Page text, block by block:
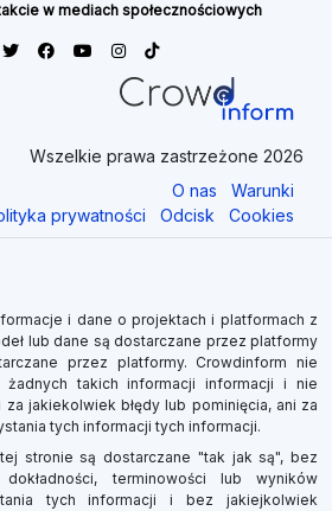
w mediach społecznościowych
Wszelkie prawa zastrzeżone 2026
O nas
Warunki
prywatności
Odcisk Cookies
i dane o projektach i platformach z
lub dane są dostarczane przez platformy
przez platformy. Crowdinform nie
żadnych takich informacji informacji i nie
jakiekolwiek błędy lub pominięcia, ani za
tych informacji tych informacji.
stronie są dostarczane "tak jak są", bez
dokładności, terminowości lub wyników
tych informacji i bez jakiejkolwiek